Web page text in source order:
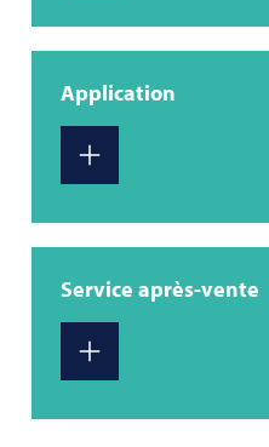
Application
Service après-vente